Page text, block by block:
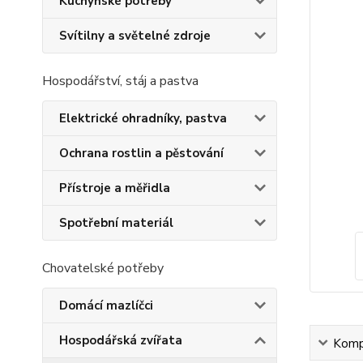
Svítilny a světelné zdroje
Hospodářství, stáj a pastva
Elektrické ohradníky, pastva
Ochrana rostlin a pěstování
Přístroje a měřidla
Spotřební materiál
Chovatelské potřeby
Domácí mazlíčci
Hospodářská zvířata